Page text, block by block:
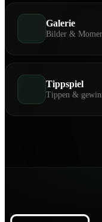
Galerie
Bilder &
Tippspiel
Tippen &